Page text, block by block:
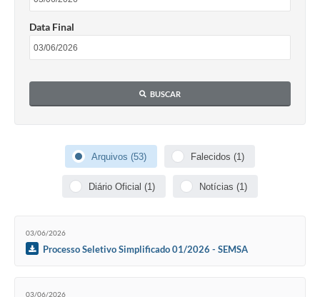
Data Final
BUSCAR
Arquivos (53) Falecidos (1)
Diário Oficial (1) Notícias (1)
03/06/2026
Processo Seletivo Simplificado 01/2026 - SEMSA
03/06/2026